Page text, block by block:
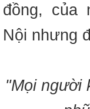
đồng, của
Nội nhưng
"Mọi người